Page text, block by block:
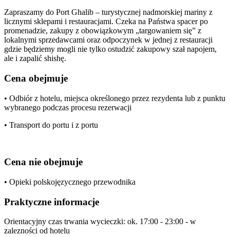
Zapraszamy do Port Ghalib – turystycznej nadmorskiej mariny z
licznymi sklepami i restauracjami. Czeka na Państwa spacer po
promenadzie, zakupy z obowiązkowym „targowaniem się” z
lokalnymi sprzedawcami oraz odpoczynek w jednej z restauracji
gdzie będziemy mogli nie tylko ostudzić zakupowy szał napojem,
ale i zapalić shishę.
Cena obejmuje
• Odbiór z hotelu, miejsca określonego przez rezydenta lub z punktu
wybranego podczas procesu rezerwacji
• Transport do portu i z portu
Cena nie obejmuje
• Opieki polskojęzycznego przewodnika
Praktyczne informacje
Orientacyjny czas trwania wycieczki: ok. 17:00 - 23:00 - w
zalezności od hotelu